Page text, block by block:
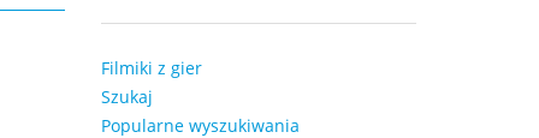
Filmiki z gier
Szukaj
Popularne wyszukiwania